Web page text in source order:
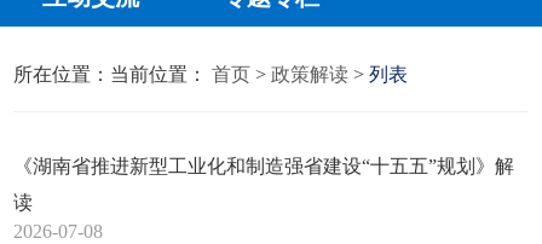
所在位置：当前位置：首页 >政策解读 >列表
《湖南省推进新型工业化和制造强省建设“十五五”规划》解
读
2026-07-08